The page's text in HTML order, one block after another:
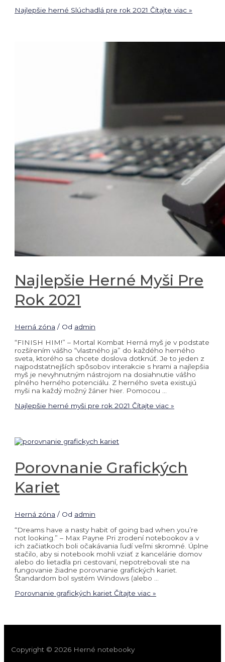
Najlepšie herné Slúchadlá pre rok 2021 Čítajte viac »
Najlepšie Herné Myši Pre
Rok 2021
Herná zóna / Od admin
“FINISH HIM!” – Mortal Kombat Herná myš je v podstate
rozšírením vášho “vlastného ja” do každého herného
sveta, ktorého sa chcete doslova dotknúť. Je to jeden z
najpodstatnejších spôsobov interakcie s hrami a najlepšia
myš je nevyhnutným nástrojom na dosiahnutie vášho
plného herného potenciálu. Z herného sveta existujú
myši na každý možný žáner hier. Pomocou …
Najlepšie herné myši pre rok 2021 Čítajte viac »
Porovnanie Grafických
Kariet
Herná zóna / Od admin
“Dreams have a nasty habit of going bad when you’re
not looking.” – Max Payne Pri zrodení notebookov a v
ich začiatkoch boli očakávania ľudí veľmi skromné. Úplne
stačilo, aby si notebook mohli vziať z kancelárie domov
alebo do lietadla pri cestovaní, nepotrebovali ste na
fungovanie žiadne porovnanie grafických kariet.
Štandardom bol systém Windows (alebo …
Porovnanie grafických kariet Čítajte viac »
Copyright © 2026 Herné notebooky